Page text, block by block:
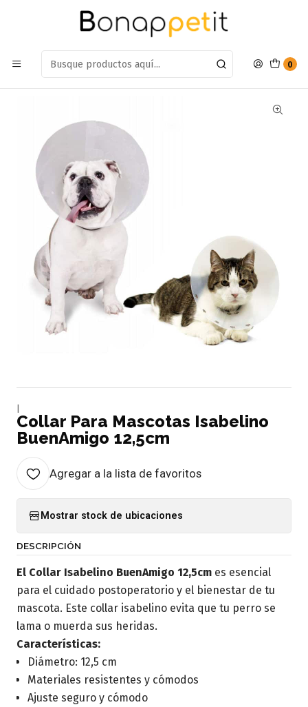
0
Estamos en: Antumalal 612, Quilicura Míranos en Maps
Collar Para Mascotas Isabelino BuenAmigo 12,5cm
Collar Para Mascotas Isabelino
BuenAmigo 12,5cm
Agregar a la lista de favoritos
Mostrar stock de ubicaciones
DESCRIPCIÓN
El Collar Isabelino BuenAmigo 12,5cm es esencial
para el cuidado postoperatorio y el bienestar de tu
mascota. Este collar isabelino evita que tu perro se
lama o muerda sus heridas.
Características:
Diámetro: 12,5 cm
Materiales resistentes y cómodos
Ajuste seguro y cómodo